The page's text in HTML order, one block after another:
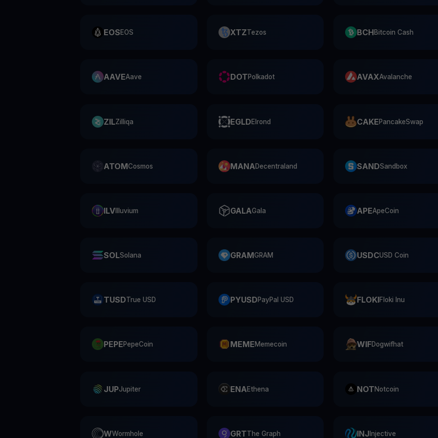
EOSEOS XTZTezos BCHBitcoin Cash
AAVEAave DOTPolkadot AVAXAvalanche
ZILZilliqa EGLDElrond CAKEPancakeSwap
ATOMCosmos MANADecentraland SANDSandbox
ILV Illuvium GALAGala APEApeCoin
SOLSolana GRAMGRAM USDCUSD Coin
TUSDTrue USD PYUSDPayPal USD FLOKIFloki Inu
PEPEPepeCoin MEMEMemecoin WIFDogwifhat
JUPJupiter ENAEthena NOTNotcoin
WWormhole GRTThe Graph INJ Injective